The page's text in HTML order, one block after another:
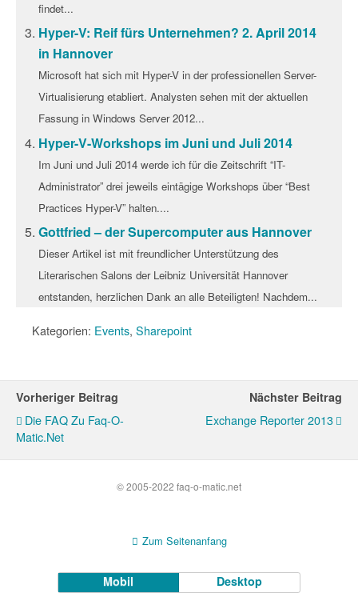
findet...
Hyper-V: Reif fürs Unternehmen? 2. April 2014
in Hannover
Microsoft hat sich mit Hyper-V in der professionellen Server-
Virtualisierung etabliert. Analysten sehen mit der aktuellen
Fassung in Windows Server 2012...
Hyper-V-Workshops im Juni und Juli 2014
Im Juni und Juli 2014 werde ich für die Zeitschrift “IT-
Administrator” drei jeweils eintägige Workshops über “Best
Practices Hyper-V” halten....
Gottfried – der Supercomputer aus Hannover
Dieser Artikel ist mit freundlicher Unterstützung des
Literarischen Salons der Leibniz Universität Hannover
entstanden, herzlichen Dank an alle Beteiligten! Nachdem...
Kategorien: Events, Sharepoint
Vorheriger Beitrag
Die FAQ Zu Faq-O-
Matic.net
Nächster Beitrag
Exchange Reporter 2013
© 2005-2022 faq-o-matic.net
Zum Seitenanfang
Mobil Desktop